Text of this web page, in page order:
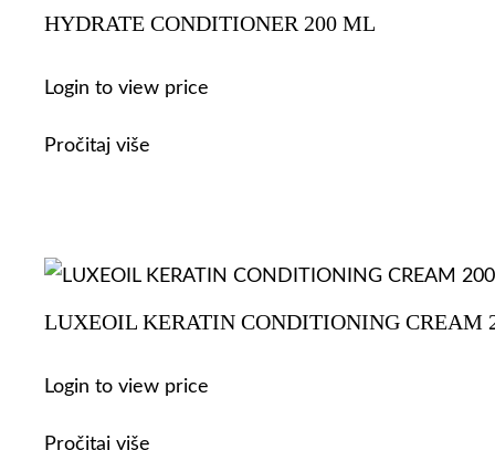
HYDRATE CONDITIONER 200 ML
Login to view price
Pročitaj više
LUXEOIL KERATIN CONDITIONING CREAM
Login to view price
Pročitaj više